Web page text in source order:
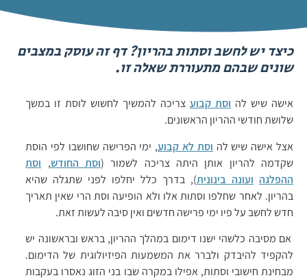
כיצד יש לחשב וסתות בהריון? דף זה עוסק במצבים
שונים שבהם מתעוררת שאלה זו.
אישה שיש לה וסת קבועצריכה להמשיך לחשוש לוסת זו במשך
שלושת חודשי ההריון הראשונים.
אצל אישה שיש לה וסת לא קבוע, ימי הפרישה שחושבו לפי הוסת
שקדמה להריון אותן היתה צריכה לשמור (וסת החודש, וסת
ההפלגה ועונה בינונית), בדרך כלל יחלפו לפני שתגלה שהיא
בהריון. לאחר שחלפו וסתות אלו ולא הופיעה וסת הרי שאין תאריך
חדש לחשב על פיו ימי פרישה חדשים ואין סיבה לעשות זאת.
אם מסיבה כלשהי ישנו דימום במהלך ההריון, בראש ובראשונה יש
להקפיד להיבדק ולברר את המשמעות הפיזיולוגית של הדימום.
מבחינת חישובי וסתות, אפילו במקרה שבו בני הזוג נאסרו בעקבות